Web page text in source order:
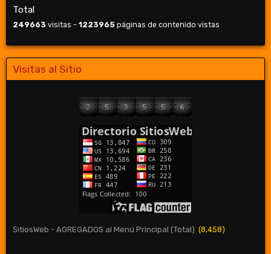
Total
249663 visitas - 1223965 páginas de contenido vistas
Visitas al Sitio
SitiosWeb - AGREGADOS al Menú Principal (Total) (8,458)